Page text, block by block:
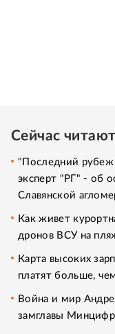
Сейчас читают
"Последний
эксперт "РГ" - об
Славянской
Как живет
дронов ВСУ на
Карта высоких
платят больше,
Война и мир
замглавы